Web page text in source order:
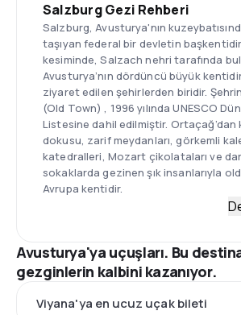
Salzburg Gezi Rehberi
Salzburg, Avusturya'nın
taşıyan federal bir devletin
kesiminde, Salzach nehri tarafında
Avusturya’nın dördüncü büyük
ziyaret edilen şehirlerden biridir. Şehrin
(Old Town) , 1996 yılında UNESCO
Listesine dahil edilmiştir. Ortaçağ’dan
dokusu, zarif meydanları, görkemli
katedralleri, Mozart çikolataları ve
sokaklarda gezinen şık insanlarıyla
Avrupa kentidir.
Avusturya'ya uçuşları. Bu
gezginlerin kalbini kazanıyor.
Viyana'ya en ucuz uçak bileti